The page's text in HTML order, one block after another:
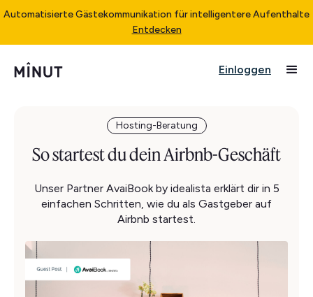
Automatisierte Gästekommunikation für intelligentere Aufenthalte
Entdecken
Einloggen
Hosting-Beratung
So startest du dein Airbnb-Geschäft
Unser Partner AvaiBook by idealista erklärt dir in 5
einfachen Schritten, wie du als Gastgeber auf
Airbnb startest.